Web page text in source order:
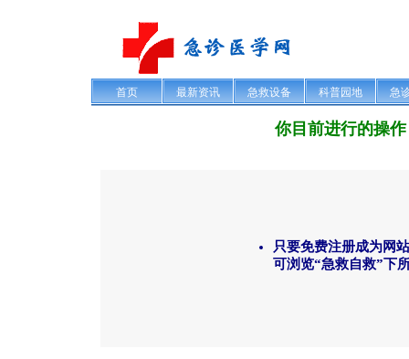
首页 最新资讯 急救设备 科普园地 急
你目前进行的操
只要免费注册成为网
可浏览“急救自救”下